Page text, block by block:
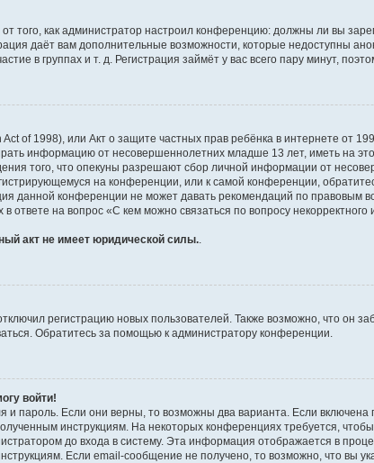
того, как администратор настроил конференцию: должны ли вы
даёт вам дополнительные возможности, которые недоступны
в группах и т. д. Регистрация займёт у вас всего пару минут,
Act of 1998), или Акт о защите частных прав ребёнка в интернете от
информацию от несовершеннолетних младше 13 лет, иметь на
того, что опекуны разрешают сбор личной информации от
на конференции, или к самой конференции,
данной конференции не может давать рекомендаций по правовым
ответе на вопрос «С кем можно связаться по вопросу
акт не имеет юридической силы..
регистрацию новых пользователей. Также возможно, что он
Обратитесь за помощью к администратору конференции.
войти!
и пароль. Если они верны, то возможны два варианта. Если включена
инструкциям. На некоторых конференциях требуется,
до входа в систему. Эта информация отображается в
Если email-сообщение не получено, то возможно, что вы